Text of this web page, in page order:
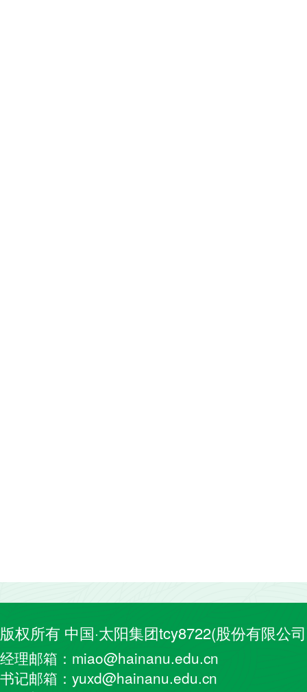
版权所有 中国·太阳集团tcy8722(股份有限公
经理邮箱：miao@hainanu.edu.cn
书记邮箱：yuxd@hainanu.edu.cn